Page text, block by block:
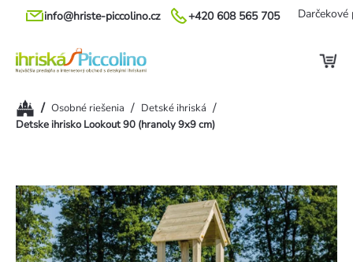
Prejsť
+420 608 565 705
info@hriste-piccolino.cz Darčekové
Domov
/ Osobné riešenia / Detské ihriská /
Detske ihrisko Lookout 90 (hranoly 9x9 cm)